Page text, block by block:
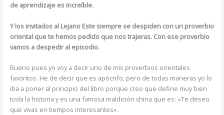
de aprendizaje es increíble.
Y los invitados al Lejano Este siempre se despiden con un proverbio
oriental que te hemos pedido que nos trajeras. Con ese proverbio
vamos a despedir al episodio.
Bueno pues yo voy a decir uno de mis proverbios orientales
favoritos. He de decir que es apócrifo, pero de todas maneras yo lo
iba a poner al principio del libro porque creo que define muy bien
toda la historia y es una famosa maldición china que es: «Te deseo
que vivas en tiempos interesantes».